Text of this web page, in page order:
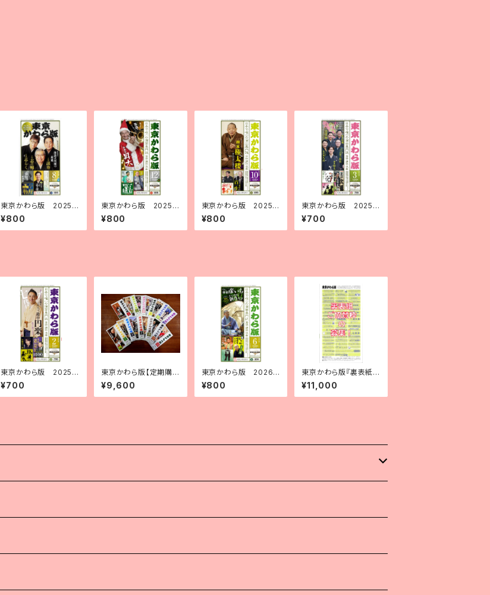
東京かわら版 2025
（令和７）年８月号
¥800
東京かわら版 2025
（令和７）年12月号
¥800
東京かわら版 2025
（令和７）年10月号
¥800
東京かわら版 2025
（令和７）年３月号
¥700
東京かわら版 2025
（令和７）年２月号
¥700
東京かわら版【定期購
読1年分】
¥9,600
東京かわら版 2026
（令和８）年６月号
¥800
東京かわら版『裏表紙
のご協賛枠』
¥11,000